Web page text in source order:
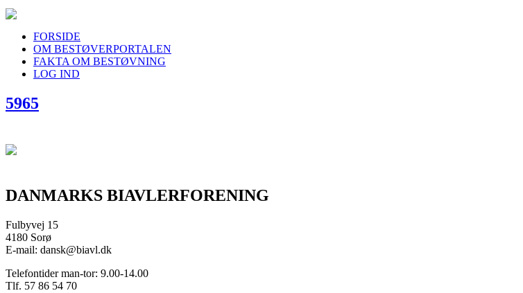
FORSIDE
OM BESTØVERPORTALEN
FAKTA OM BESTØVNING
LOG IND
5965
DANMARKS BIAVLERFORENING
Fulbyvej 15
4180 Sorø
E-mail: dansk@biavl.dk
Telefontider man-tor: 9.00-14.00
Tlf. 57 86 54 70